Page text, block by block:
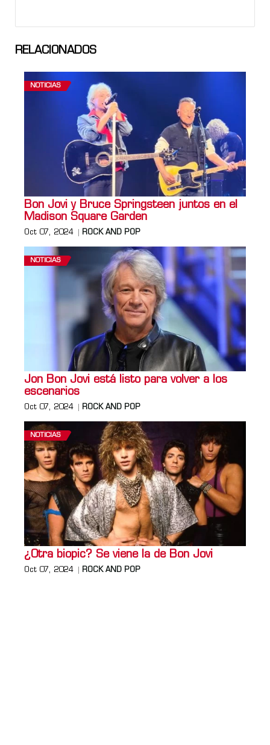
RELACIONADOS
NOTICIAS
Bon Jovi y Bruce Springsteen juntos en el
Madison Square Garden
Oct 07, 2024 ROCK AND POP
NOTICIAS
Jon Bon Jovi está listo para volver a los
escenarios
Oct 07, 2024 ROCK AND POP
NOTICIAS
¿Otra biopic? Se viene la de Bon Jovi
Oct 07, 2024 ROCK AND POP